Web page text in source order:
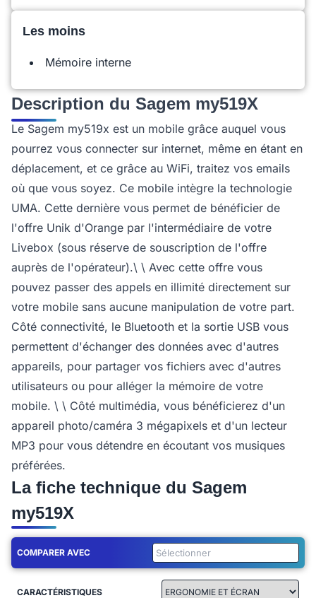
Les moins
Mémoire interne
Description du Sagem my519X
Le Sagem my519x est un mobile grâce auquel vous
pourrez vous connecter sur internet, même en étant en
déplacement, et ce grâce au WiFi, traitez vos emails
où que vous soyez. Ce mobile intègre la technologie
UMA. Cette dernière vous permet de bénéficier de
l'offre Unik d'Orange par l'intermédiaire de votre
Livebox (sous réserve de souscription de l'offre
auprès de l'opérateur).\ \ Avec cette offre vous
pouvez passer des appels en illimité directement sur
votre mobile sans aucune manipulation de votre part.
Côté connectivité, le Bluetooth et la sortie USB vous
permettent d'échanger des données avec d'autres
appareils, pour partager vos fichiers avec d'autres
utilisateurs ou pour alléger la mémoire de votre
mobile. \ \ Côté multimédia, vous bénéficierez d'un
appareil photo/caméra 3 mégapixels et d'un lecteur
MP3 pour vous détendre en écoutant vos musiques
préférées.
La fiche technique du Sagem
my519X
COMPARER AVEC
CARACTÉRISTIQUES